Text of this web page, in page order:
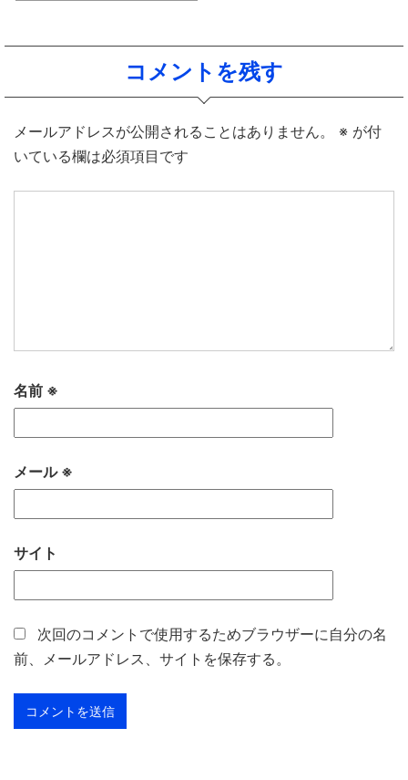
コメントを残す
メールアドレスが公開されることはありません。 ※ が付
いている欄は必須項目です
名前 ※
メール ※
サイト
次回のコメントで使用するためブラウザーに自分の名
前、メールアドレス、サイトを保存する。